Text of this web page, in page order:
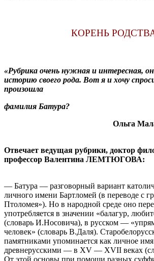
КОРЕНЬ
«Рубрика очень нужная и интересная,
историю своего рода. Вот я и хочу
произошла
фамилия Батура?
Ольга
Отвечает ведущая рубрики, доктор
профессор Валентина ЛЕМТЮГОВА:
— Батура — разговорный вариант
личного имени Бартломей (в переводе с
Птоломея»). Но в народной среде оно
употребляется в значении «балагур,
(словарь И.Носовича), в русском —
человек» (словарь В.Даля).
памятниками упоминается как личное
древнерусскими — в XV — XVII веках
От этой основы при помощи разных